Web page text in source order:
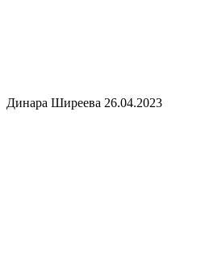
Динара Ширеева 26.04.2023